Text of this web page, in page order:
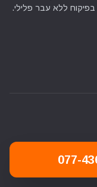
בפיקוח ללא עבר פלילי.